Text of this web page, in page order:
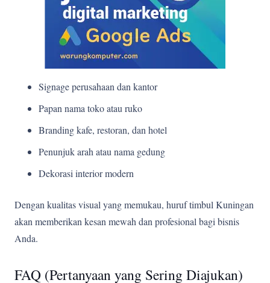
Signage perusahaan dan kantor
Papan nama toko atau ruko
Branding kafe, restoran, dan hotel
Penunjuk arah atau nama gedung
Dekorasi interior modern
Dengan kualitas visual yang memukau, huruf timbul Kuningan
akan memberikan kesan mewah dan profesional bagi bisnis
Anda.
FAQ (Pertanyaan yang Sering Diajukan)